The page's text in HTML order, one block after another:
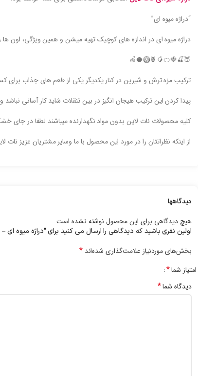
“دراژه میوه ای”
دراژه میوه ای در اندازه های کوچیک تهیه میشن و همین ویژگی، اون
🍑🍒🍓🍊🥭🍍🥝🥥🍏
ترکیب مزه ترش و شیرین در کنار یکدیگر یکی از طعم های جذاب
پیدا کردن این ترکیب هیجان انگیز در بین تنقلات شاید کار آسانی نباشد
کلیه محصولات نات لاین بدون مواد نگهدارنده میباشند لطفا در
از اینکه نظراتتان را در مورد این محصول با ما وسایر مشتریان عزیز
دیدگاهها
هیچ دیدگاهی برای این محصول نوشته نشده است.
اولین نفری باشید که دیدگاهی را ارسال می کنید برای “دراژه میوه ای – 360 گرم”
بخش‌های موردنیاز علامت‌گذاری شده‌اند*
امتیاز شما*
دیدگاه شما*